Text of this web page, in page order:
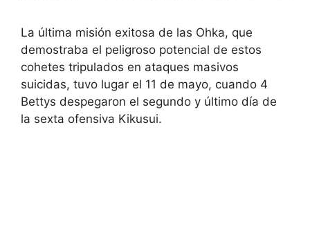
La última misión exitosa de las Ohka, que
demostraba el peligroso potencial de estos
cohetes tripulados en ataques masivos
suicidas, tuvo lugar el 11 de mayo, cuando 4
Bettys despegaron el segundo y último día de
la sexta ofensiva Kikusui.